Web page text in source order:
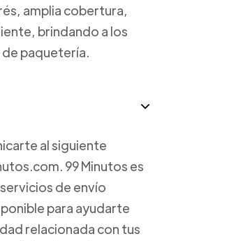
amplia cobertura,
brindando a los
de paquetería.
al siguiente
99 Minutos es
de envío
para ayudarte
relacionada con tus